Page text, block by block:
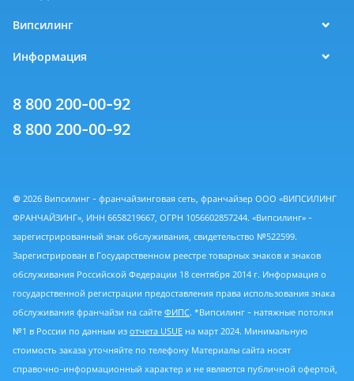
Випсилинг
Информация
8 800 200-00-92
8 800 200-00-92
© 2026 Випсилинг - франчайзинговая сеть, франчайзер ООО «ВИПСИЛИНГ
ФРАНЧАЙЗИНГ», ИНН 6658219667, ОГРН 1056602857244. «Випсилинг» -
зарегистрированный знак обслуживания, свидетельство №522599.
Зарегистрирован в Государственном реестре товарных знаков и знаков
обслуживания Российской Федерации 18 сентября 2014 г. Информация о
государственной регистрации предоставления права использования знака
обслуживания франчайзи на сайте ФИПС. *Випсилинг - натяжные потолки
№1 в России по данным из отчета USUE на март 2024. Минимальную
стоимость заказа уточняйте по телефону Материалы сайта носят
справочно-информационный характер и не являются публичной офертой,